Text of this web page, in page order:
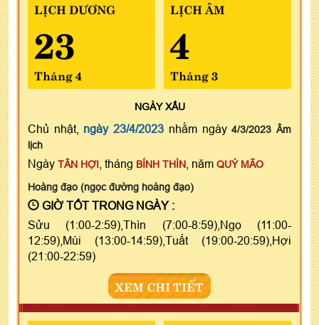
LỊCH DƯƠNG
23
Tháng 4
LỊCH ÂM
4
Tháng 3
NGÀYXẤU
Chủ nhật, ngày 23/4/2023 nhằm ngày4/3/2023 Âm
lịch
Ngày TÂN HỢI , tháng BÍNH THÌN , năm QUÝ MÃO
Hoàng đạo (ngọc đường hoàng đạo)
GIỜ TỐT TRONG NGÀY :
Sửu (1:00-2:59),Thìn (7:00-8:59),Ngọ (11:00-
12:59),Mùi (13:00-14:59),Tuất (19:00-20:59),Hợi
(21:00-22:59)
XEM CHI TIẾT